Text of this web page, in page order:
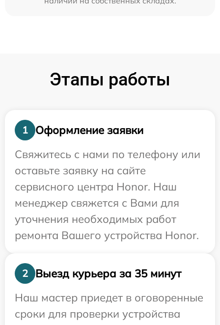
Этапы работы
1
Оформление заявки
Свяжитесь с нами по телефону или
оставьте заявку на сайте
сервисного центра Honor. Наш
менеджер свяжется с Вами для
уточнения необходимых работ
ремонта Вашего устройства Honor.
2
Выезд курьера за 35 минут
Наш мастер приедет в оговоренные
сроки для проверки устройства